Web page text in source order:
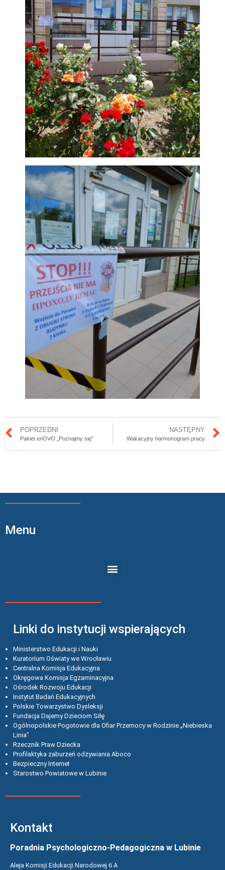
POPRZEDNI
Pakiet enOVO „Poznajmy się”
NASTĘPNY
Wakacyjny harmonogram pracy
Menu
Linki do instytucji wspierających
Ministerstwo Edukacji i Nauki
Kuratorium Oświaty we Wrocławiu
Centralna Komisja Edukacyjna
Okręgowa Komisja Egzaminacyjna
Ośrodek Rozwoju Edukacji
Instytut Badań Edukacyjnych
Polskie Towarzystwo Dysleksji
Fundacja Dajemy Dzieciom Siłę
Ogólnopolskie Pogotowie dla Ofiar Przemocy w Rodzinie „Niebieska
Linia”
Rzecznik Praw Dziecka
Profilaktyka zaburzeń odżywiania Aboco
Bezpieczny Internet
Starostwo Powiatowe w Lubinie
Kontakt
Poradnia Psychologiczno-Pedagogiczna w Lubinie
Aleja Komisji Edukacji Narodowej 6 A